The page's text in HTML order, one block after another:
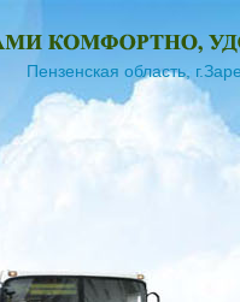
Пензенская область,